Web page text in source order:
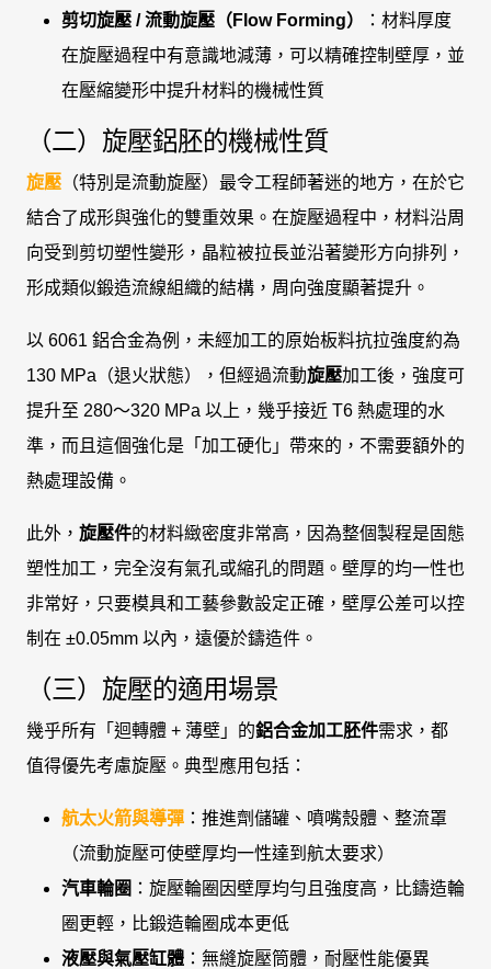
剪切旋壓 / 流動旋壓（Flow Forming）
：材料厚度
在旋壓過程中有意識地減薄，可以精確控制壁厚，並
在壓縮變形中提升材料的機械性質
（二）旋壓鋁胚的機械性質
旋壓 （特別是流動旋壓）最令工程師著迷的地方，在於它
結合了成形與強化的雙重效果。在旋壓過程中，材料沿周
向受到剪切塑性變形，晶粒被拉長並沿著變形方向排列，
形成類似鍛造流線組織的結構，周向強度顯著提升。
以 6061 鋁合金為例，未經加工的原始板料抗拉強度約為
130 MPa（退火狀態），但經過流動旋壓加工後，強度可
提升至 280～320 MPa 以上，幾乎接近 T6 熱處理的水
準，而且這個強化是「加工硬化」帶來的，不需要額外的
熱處理設備。
此外， 旋壓件的材料緻密度非常高，因為整個製程是固態
塑性加工，完全沒有氣孔或縮孔的問題。壁厚的均一性也
非常好，只要模具和工藝參數設定正確，壁厚公差可以控
制在 ±0.05mm 以內，遠優於鑄造件。
（三）旋壓的適用場景
幾乎所有「迴轉體 + 薄壁」的鋁合金加工胚件需求，都
值得優先考慮旋壓。典型應用包括：
航太火箭與導彈 ：推進劑儲罐、噴嘴殼體、整流罩
（流動旋壓可使壁厚均一性達到航太要求）
汽車輪圈 ：旋壓輪圈因壁厚均勻且強度高，比鑄造輪
圈更輕，比鍛造輪圈成本更低
液壓與氣壓缸體 ：無縫旋壓筒體，耐壓性能優異